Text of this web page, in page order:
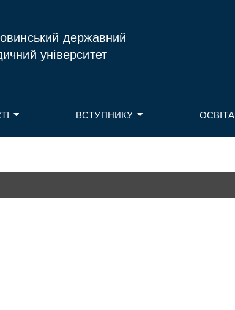
державний
університет
ВСТУПНИКУ ОСВІТА